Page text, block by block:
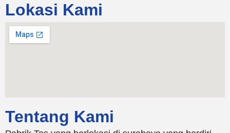
Lokasi Kami
Tentang Kami